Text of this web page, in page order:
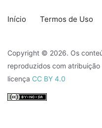
Início Termos de Uso
Copyright © 2026. Os
reproduzidos com
licença CC BY 4.0